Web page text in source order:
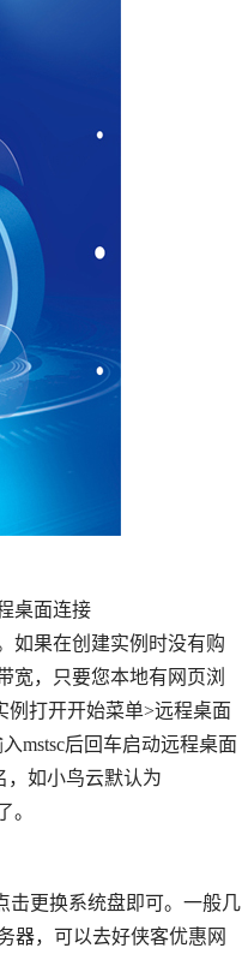
桌面连接
如果在创建实例时没有购
宽，只要您本地有网页浏
例打开开始菜单>远程桌面
mstsc后回车启动远程桌面
，如小鸟云默认为
。
击更换系统盘即可。一般几
器，可以去好侠客优惠网